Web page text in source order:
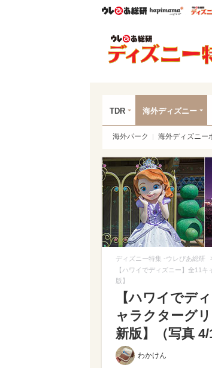
ウレぴあ総研
ハピ
TDR 海外ディズニー
海外パーク 海外ディズニー
ディズニー特集 -ウレぴあ総研
【ハワイでディズニー】全11
版】
【ハワイでデ
ャラクターグ
新版】（写真 4/
わかけん